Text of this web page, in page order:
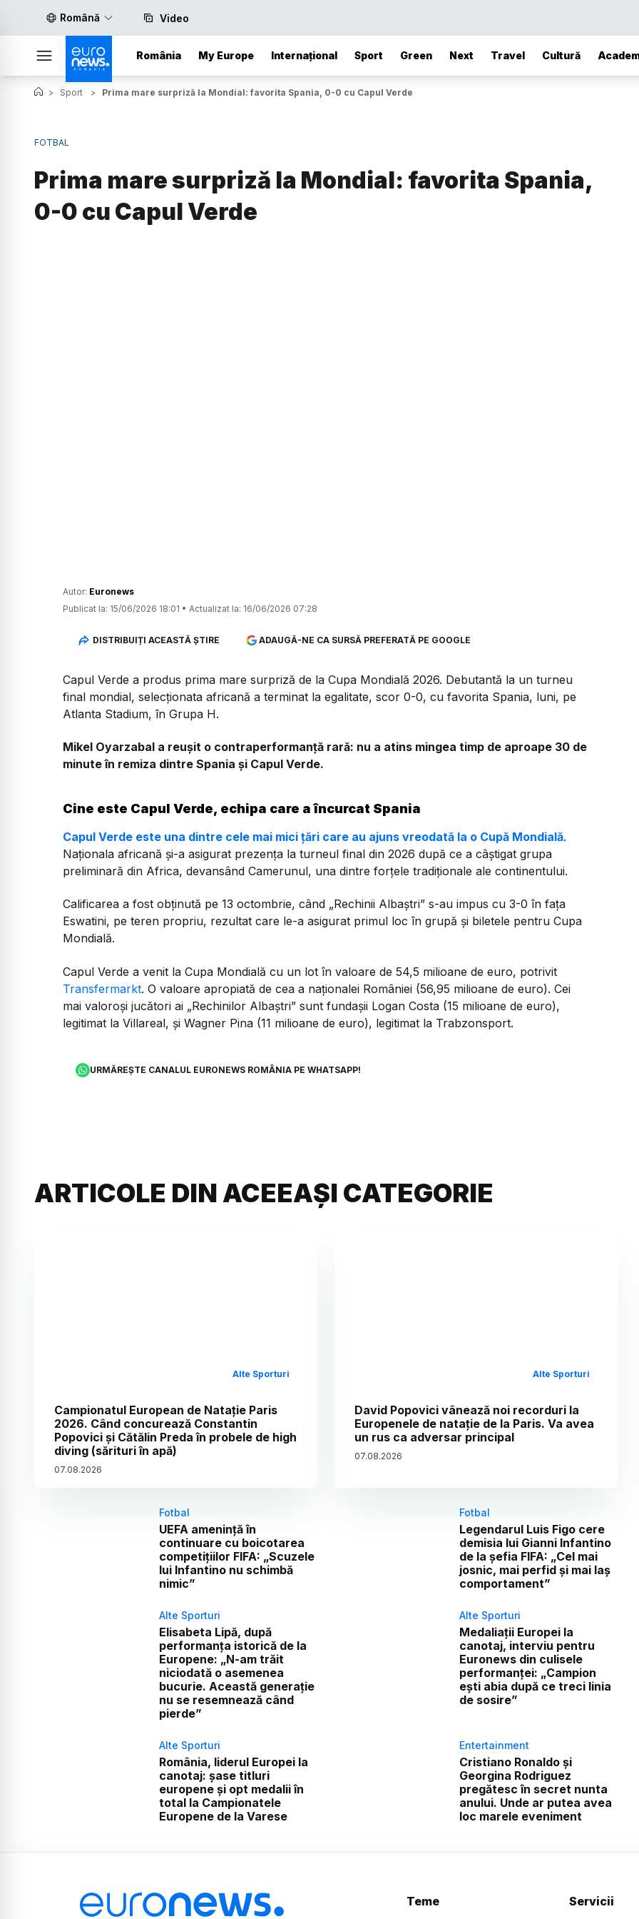
Română Video
România My Europe Internațional Sport Green Next Travel Cultură
> Sport > Prima mare surpriză la Mondial: favorita Spania, 0-0 cu Capul Verde
FOTBAL
Prima mare surpriză la Mondial: favorita Spania,
0-0 cu Capul Verde
Autor: Euronews
Publicat la: 15/06/2026 18:01 • Actualizat la: 16/06/2026 07:28
DISTRIBUIȚI ACEASTĂ ȘTIRE ADAUGĂ-NE CA SURSĂ PREFERATĂ PE GOOGLE
Capul Verde a produs prima mare surpriză de la Cupa Mondială 2026. Debutantă la un turneu
final mondial, selecționata africană a terminat la egalitate, scor 0-0, cu favorita Spania, luni, pe
Atlanta Stadium, în Grupa H.
Mikel Oyarzabal a reușit o contraperformanță rară: nu a atins mingea timp de aproape 30 de
minute în remiza dintre Spania și Capul Verde.
Cine este Capul Verde, echipa care a încurcat Spania
Capul Verde este una dintre cele mai mici țări care au ajuns vreodată la o Cupă Mondială.
Naționala africană și-a asigurat prezența la turneul final din 2026 după ce a câștigat grupa
preliminară din Africa, devansând Camerunul, una dintre forțele tradiționale ale continentului.
Calificarea a fost obținută pe 13 octombrie, când „Rechinii Albaștri” s-au impus cu 3-0 în fața
Eswatini, pe teren propriu, rezultat care le-a asigurat primul loc în grupă și biletele pentru Cupa
Mondială.
Capul Verde a venit la Cupa Mondială cu un lot în valoare de 54,5 milioane de euro, potrivit
Transfermarkt. O valoare apropiată de cea a naționalei României (56,95 milioane de euro). Cei
mai valoroși jucători ai „Rechinilor Albaștri” sunt fundașii Logan Costa (15 milioane de euro),
legitimat la Villareal, și Wagner Pina (11 milioane de euro), legitimat la Trabzonsport.
URMĂREȘTE CANALUL EURONEWS ROMÂNIA PE WHATSAPP!
ARTICOLE DIN ACEEAȘI CATEGORIE
Alte Sporturi
Campionatul European de Natație Paris
2026. Când concurează Constantin
Popovici și Cătălin Preda în probele de high
diving (sărituri în apă)
07.08.2026
Alte Sporturi
David Popovici vânează noi recorduri la
Europenele de natație de la Paris. Va avea
un rus ca adversar principal
07.08.2026
Fotbal
UEFA amenință în
continuare cu boicotarea
competițiilor FIFA: „Scuzele
lui Infantino nu schimbă
nimic”
Fotbal
Legendarul Luis Figo cere
demisia lui Gianni Infantino
de la șefia FIFA: „Cel mai
josnic, mai perfid și mai laș
comportament”
Alte Sporturi
Elisabeta Lipă, după
performanța istorică de la
Europene: „N-am trăit
niciodată o asemenea
bucurie. Această generație
nu se resemnează când
pierde”
Alte Sporturi
Medaliații Europei la
canotaj, interviu pentru
Euronews din culisele
performanței: „Campion
ești abia după ce treci linia
de sosire”
Alte Sporturi
România, liderul Europei la
canotaj: șase titluri
europene și opt medalii în
total la Campionatele
Europene de la Varese
Entertainment
Cristiano Ronaldo și
Georgina Rodriguez
pregătesc în secret nunta
anului. Unde ar putea avea
loc marele eveniment
Teme Servicii